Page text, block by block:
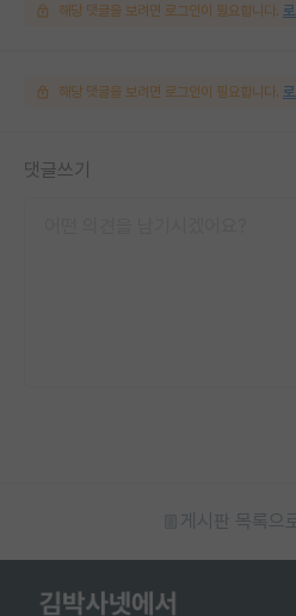
해당 댓글을 보려면 로그인이 필요합니다.
해당 댓글을 보려면 로그인이 필요합니다.
댓글쓰기
게시판 목록으